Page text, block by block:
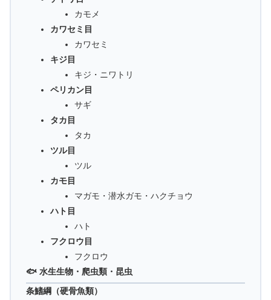
カモメ
カワセミ目
カワセミ
キジ目
キジ・ニワトリ
ペリカン目
サギ
タカ目
タカ
ツル目
ツル
カモ目
マガモ・潜水ガモ・ハクチョウ
ハト目
ハト
フクロウ目
フクロウ
🐟 水生生物・爬虫類・昆虫
条鰭綱（硬骨魚類）